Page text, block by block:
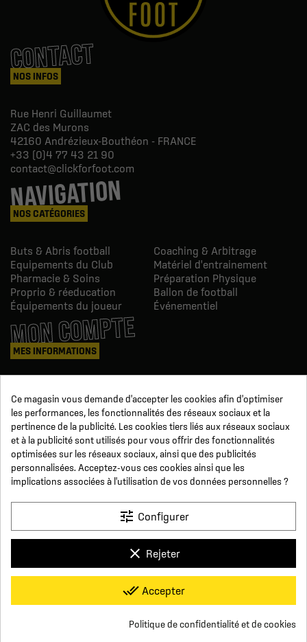
CONTACT
NOS INFOS
Rue Henri Guillaumet
ZAC des Murons
42160 Andrézieux-Bouthéon - FRANCE
+33 (0)4 77 43 21 90
contact@clickforfoot.com
NAVIGATION
NOS CATÉGORIES
Buts & Abris football
Coaching & Arbitrage
Equipements du Club
Matériel d'entrainement
Pharmacie & Soins
Préparation Physique
Proprio & réeducation
Ballon de football
Équipements du joueur
Événementiel
MON COMPTE
MES INFORMATIONS
Avoirs
Informations
Suivi de commande
Devenez revendeur
NOUS SUIVRE
SUR LES RÉSEAUX
Conditions générales de vente
Paiement sécurisé
Qui sommes-nous ?
Foire aux Questions
Mentions légales
Conditions de livraisons et de retours
Respect de la vie privée
Click For Foot x
Ce magasin vous demande d'accepter les cookies afin d'optimiser
les performances, les fonctionnalités des réseaux sociaux et la
pertinence de la publicité. Les cookies tiers liés aux réseaux sociaux
et à la publicité sont utilisés pour vous offrir des fonctionnalités
optimisées sur les réseaux sociaux, ainsi que des publicités
personnalisées. Acceptez-vous ces cookies ainsi que les
implications associées à l'utilisation de vos données personnelles ?
tune Configurer
clear Rejeter
done_all Accepter
Politique de confidentialité et de cookies